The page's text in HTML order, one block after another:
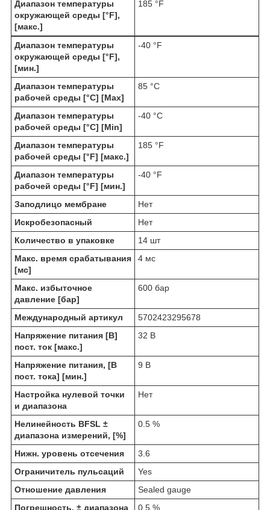
Диапазон температуры
окружающей среды [°F],
[макс.]
185 °F
Диапазон температуры
окружающей среды [°F],
[мин.]
-40 °F
Диапазон температуры
рабочей среды [°C] [Max]
85 °C
Диапазон температуры
рабочей среды [°C] [Min]
-40 °C
Диапазон температуры
рабочей среды [°F] [макс.]
185 °F
Диапазон температуры
рабочей среды [°F] [мин.]
-40 °F
Заподлицо мембране
Нет
Искробезопасный
Нет
Количество в упаковке
14 шт
Макс. время срабатывания
[мс]
4 мс
Макс. избыточное
давление [бар]
600 бар
Международный артикул
5702423295678
Напряжение питания [В]
пост. ток [макс.]
32 В
Напряжение питания, [В
пост. тока] [мин.]
9 В
Настройка нулевой точки
и диапазона
Нет
Нелинейность BFSL ±
диапазона измерений, [%]
0.5 %
Нижн. уровень отсечения
3.6
Ограничитель пульсаций
Yes
Отношение давления
Sealed gauge
Погрешность, ± диапазона
0.5 %